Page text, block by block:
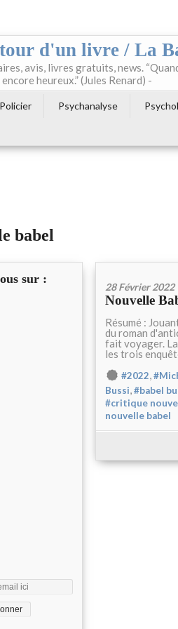
d'un livre / La
avis, livres gratuits, news.
heureux.” (Jules Renard) -
Policier Psychanalyse
babel
sur :
28 Février 2022
Nouvelle
Résumé :
du roman
fait voyager.
les trois
#2022,
Bussi,#babel
#critique
nouvelle babel